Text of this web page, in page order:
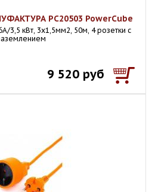
PC20503 PowerCube
3,5 кВт, 3х1,5мм2, 50м, 4 розетки с
9 520 руб